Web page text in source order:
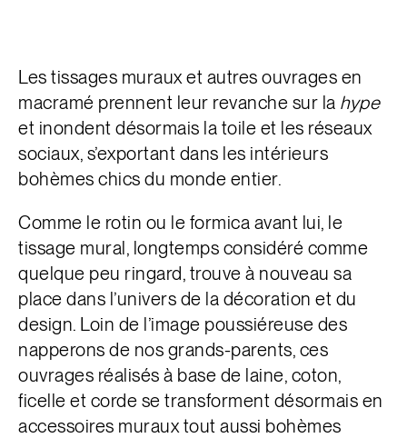
Les tissages muraux et autres ouvrages en
macramé prennent leur revanche sur la hype
et inondent désormais la toile et les réseaux
sociaux, s’exportant dans les intérieurs
bohèmes chics du monde entier.
Comme le rotin ou le formica avant lui, le
tissage mural, longtemps considéré comme
quelque peu ringard, trouve à nouveau sa
place dans l’univers de la décoration et du
design. Loin de l’image poussiéreuse des
napperons de nos grands-parents, ces
ouvrages réalisés à base de laine, coton,
ficelle et corde se transforment désormais en
accessoires muraux tout aussi bohèmes